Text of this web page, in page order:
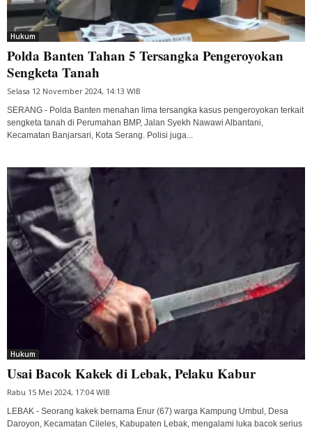
Hukum
Polda Banten Tahan 5 Tersangka Pengeroyokan
Sengketa Tanah
Selasa 12 November 2024, 14:13 WIB
SERANG - Polda Banten menahan lima tersangka kasus pengeroyokan terkait
sengketa tanah di Perumahan BMP, Jalan Syekh Nawawi Albantani,
Kecamatan Banjarsari, Kota Serang. Polisi juga...
Hukum
Usai Bacok Kakek di Lebak, Pelaku Kabur
Rabu 15 Mei 2024, 17:04 WIB
LEBAK - Seorang kakek bernama Enur (67) warga Kampung Umbul, Desa
Daroyon, Kecamatan Cileles, Kabupaten Lebak, mengalami luka bacok serius